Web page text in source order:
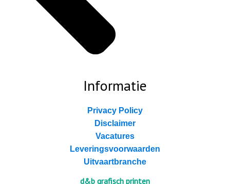
Informatie
Privacy Policy
Disclaimer
Vacatures
Leveringsvoorwaarden
Uitvaartbranche
d&b grafisch printen